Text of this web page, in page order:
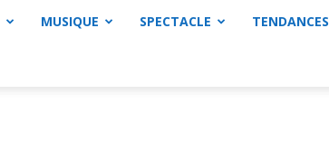
MUSIQUE SPECTACLE TENDANCES